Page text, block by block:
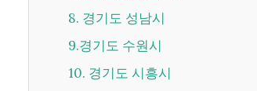
8. 경기도 성남시
9.경기도 수원시
10. 경기도 시흥시